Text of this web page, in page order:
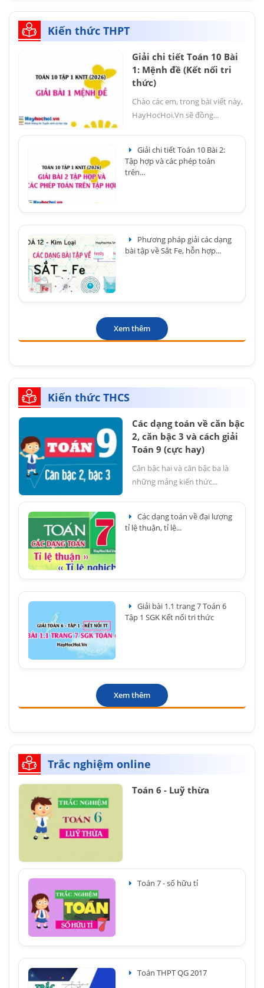
Kiến thức THPT
Giải chi tiết Toán 10 Bài
1: Mệnh đề (Kết nối tri
thức)
Chào các em, trong bài viết này,
HayHocHoi.Vn sẽ đồng...
Giải chi tiết Toán 10 Bài 2:
Tập hợp và các phép toán
trên...
Phương pháp giải các dạng
bài tập về Sắt Fe, hỗn hợp...
Xem thêm
Kiến thức THCS
Các dạng toán về căn bậc
2, căn bậc 3 và cách giải
Toán 9 (cực hay)
Căn bậc hai và căn bậc ba là
những mảng kiến thức...
Các dạng toán về đại lượng
tỉ lệ thuận, tỉ lệ...
Giải bài 1.1 trang 7 Toán 6
Tập 1 SGK Kết nối tri thức
Xem thêm
Trắc nghiệm online
Toán 6 - Luỹ thừa
Toán 7 - số hữu tỉ
Toán THPT QG 2017